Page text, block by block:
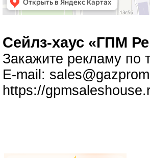
Cейлз-хаус «ГПМ
Закажите рекламу по
E-mail:
https://